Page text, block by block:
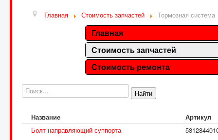
Главная Стоимость запчастей Тормозная система
Главная
Стоимость запчастей
Стоимость ремонта
Найти
Название
Артикул
Болт направляющий суппорта